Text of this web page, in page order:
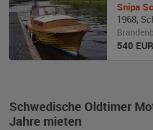
Schwedische Oldtimer
Jahre mieten
Snipa
1968,
540 EUR